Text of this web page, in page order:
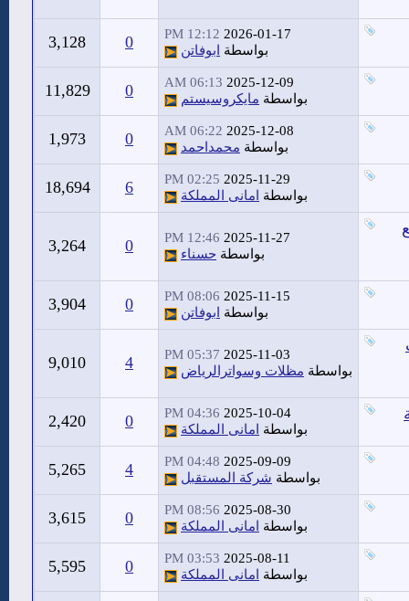
2026-01-17
12:12 PM
بواسطة
ابوفاتن 0
3,128
2025-12-09
06:13 AM
بواسطة مايكروسيستم 0
11,829
2025-12-08
06:22 AM
بواسطة محمداحمد 0
1,973
2025-11-29
02:25 PM
بواسطة
امانى المملكة 6
18,694
2025-11-27
12:46 PM
بواسطة حسناء 0
3,264
2025-11-15
08:06 PM
بواسطة
ابوفاتن 0
3,904
2025-11-03
05:37 PM
بواسطة مظلات وسواترالرياض 4
9,010
2025-10-04
04:36 PM
بواسطة
امانى المملكة 0
2,420
2025-09-09
04:48 PM
بواسطة شركة المستقبل 4
5,265
2025-08-30
08:56 PM
بواسطة
امانى المملكة 0
3,615
2025-08-11
03:53 PM
بواسطة
امانى المملكة 0
5,595